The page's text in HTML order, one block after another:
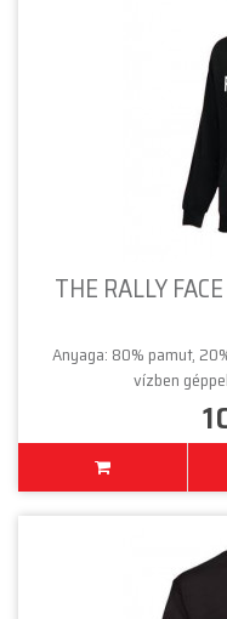
THE RALLY
Anyaga: 80% pamut,
vízben